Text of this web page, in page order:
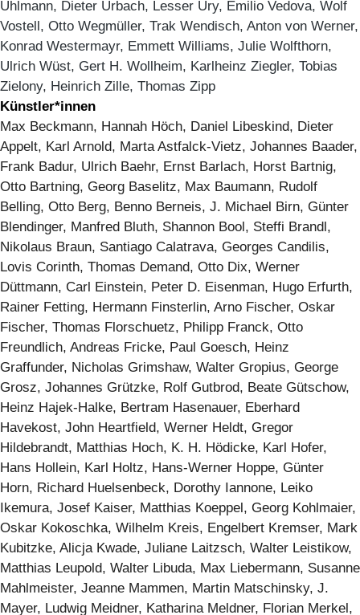
Uhlmann, Dieter Urbach, Lesser Ury, Emilio Vedova, Wolf
Vostell, Otto Wegmüller, Trak Wendisch, Anton von Werner,
Konrad Westermayr, Emmett Williams, Julie Wolfthorn,
Ulrich Wüst, Gert H. Wollheim, Karlheinz Ziegler, Tobias
Zielony, Heinrich Zille, Thomas Zipp
Künstler*innen
Max Beckmann, Hannah Höch, Daniel Libeskind, Dieter
Appelt, Karl Arnold, Marta Astfalck-Vietz, Johannes Baader,
Frank Badur, Ulrich Baehr, Ernst Barlach, Horst Bartnig,
Otto Bartning, Georg Baselitz, Max Baumann, Rudolf
Belling, Otto Berg, Benno Berneis, J. Michael Birn, Günter
Blendinger, Manfred Bluth, Shannon Bool, Steffi Brandl,
Nikolaus Braun, Santiago Calatrava, Georges Candilis,
Lovis Corinth, Thomas Demand, Otto Dix, Werner
Düttmann, Carl Einstein, Peter D. Eisenman, Hugo Erfurth,
Rainer Fetting, Hermann Finsterlin, Arno Fischer, Oskar
Fischer, Thomas Florschuetz, Philipp Franck, Otto
Freundlich, Andreas Fricke, Paul Goesch, Heinz
Graffunder, Nicholas Grimshaw, Walter Gropius, George
Grosz, Johannes Grützke, Rolf Gutbrod, Beate Gütschow,
Heinz Hajek-Halke, Bertram Hasenauer, Eberhard
Havekost, John Heartfield, Werner Heldt, Gregor
Hildebrandt, Matthias Hoch, K. H. Hödicke, Karl Hofer,
Hans Hollein, Karl Holtz, Hans-Werner Hoppe, Günter
Horn, Richard Huelsenbeck, Dorothy Iannone, Leiko
Ikemura, Josef Kaiser, Matthias Koeppel, Georg Kohlmaier,
Oskar Kokoschka, Wilhelm Kreis, Engelbert Kremser, Mark
Kubitzke, Alicja Kwade, Juliane Laitzsch, Walter Leistikow,
Matthias Leupold, Walter Libuda, Max Liebermann, Susanne
Mahlmeister, Jeanne Mammen, Martin Matschinsky, J.
Mayer, Ludwig Meidner, Katharina Meldner, Florian Merkel,